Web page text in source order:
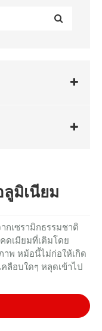
มิเนียม
กเซรามิกธรรมชาติ
ดเมียมที่เติมโดย
าพ หม้อนี้ไม่ก่อให้เกิด
ลือบใดๆ หลุดเข้าไป